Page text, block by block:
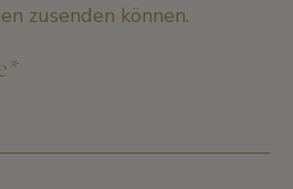
zusenden können.
*